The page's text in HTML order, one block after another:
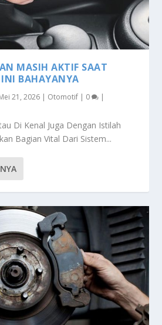
MASIH AKTIF SAAT
BAHAYANYA
21, 2026 | Otomotif | 0 |
Di Kenal Juga Dengan Istilah
Bagian Vital Dari Sistem...